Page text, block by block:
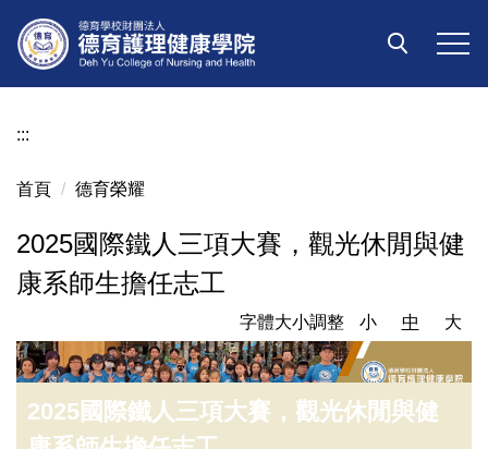
到
主
:::
首頁 德育榮耀
2025國際鐵人三項大賽，觀光休閒與健
康系師生擔任志工
字體大小調整 小 中 大
2025國際鐵人三項大賽，觀光休閒與健